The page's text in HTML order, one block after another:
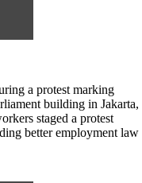
a protest marking
building in Jakarta,
staged a protest
better employment law